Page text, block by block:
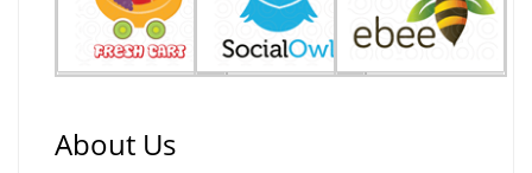
About Us